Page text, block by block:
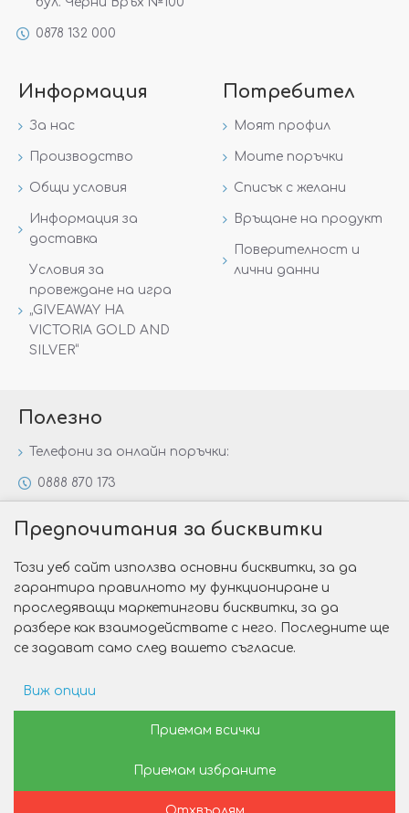
0878 132 000
Информация
За нас
Производство
Общи условия
Информация за
доставка
Условия за
провеждане на игра
„GIVEAWAY НА
VICTORIA GOLD AND
SILVER“
Потребител
Моят профил
Моите поръчки
Списък с желани
Връщане на продукт
Поверителност и
лични данни
Полезно
Телефони за онлайн поръчки:
0888 870 173
Специални предложения
Защо да изберете Victoria Gold&Silver?
Как да изберем годежен пръстен?
Изработка на сайт от Web R Solution®
Предпочитания за бисквитки
Този уеб сайт използва основни бисквитки, за да
гарантира правилното му функциониране и
проследяващи маркетингови бисквитки, за да
разбере как взаимодействате с него. Последните ще
се задават само след вашето съгласие.
Виж опции
Рекламни предпочитания
Данни за потребление
Приемам всички
Приемам избраните